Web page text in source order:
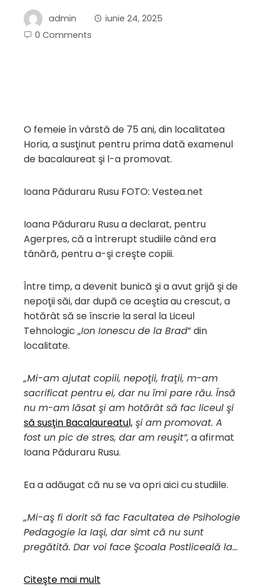
admin
iunie 24, 2025
0 Comments
O femeie în vârstă de 75 ani, din localitatea
Horia, a susţinut pentru prima dată examenul
de bacalaureat şi l-a promovat.
Ioana Păduraru Rusu FOTO: Vestea.net
Ioana Păduraru Rusu a declarat, pentru
Agerpres, că a întrerupt studiile când era
tânără, pentru a-şi creşte copiii.
Între timp, a devenit bunică şi a avut grijă şi de
nepoţii săi, dar după ce aceştia au crescut, a
hotărât să se înscrie la seral la Liceul
Tehnologic „Ion Ionescu de la Brad” din
localitate.
„Mi-am ajutat copiii, nepoţii, fraţii, m-am
sacrificat pentru ei, dar nu îmi pare rău. Însă
nu m-am lăsat şi am hotărât să fac liceul şi
să susţin Bacalaureatul, şi am promovat. A
fost un pic de stres, dar am reuşit”, a afirmat
Ioana Păduraru Rusu.
Ea a adăugat că nu se va opri aici cu studiile.
„Mi-aş fi dorit să fac Facultatea de Psihologie
Pedagogie la Iaşi, dar simt că nu sunt
pregătită. Dar voi face Şcoala Postliceală la…
Citeşte mai mult